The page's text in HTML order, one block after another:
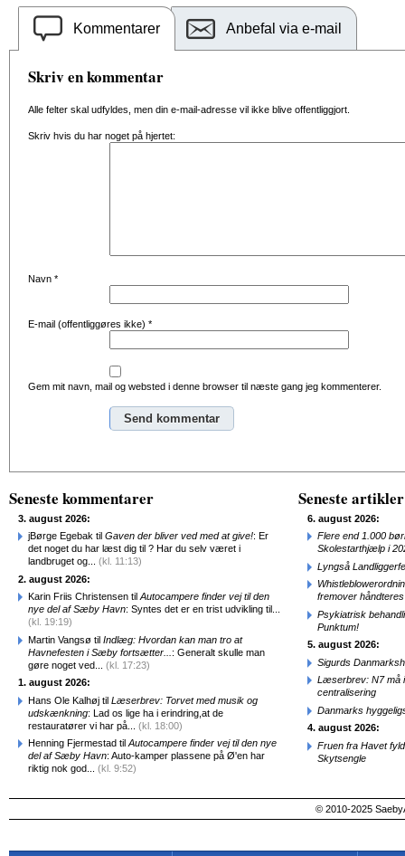
Kommentarer Anbefal via e-mail
Skriv en kommentar
Alle felter skal udfyldes, men din e-mail-adresse vil ikke blive offentliggjort.
Skriv hvis du har noget på hjertet:
Navn *
E-mail (offentliggøres ikke) *
Gem mit navn, mail og websted i denne browser til næste gang jeg kommenterer.
Seneste kommentarer
3. august 2026:
jBørge Egebak til Gaven der bliver ved med at give!: Er
det noget du har læst dig til ? Har du selv været i
landbruget og... (kl. 11:13)
2. august 2026:
Karin Friis Christensen til Autocampere finder vej til den
nye del af Sæby Havn: Syntes det er en trist udvikling til...
(kl. 19:19)
Martin Vangsø til Indlæg: Hvordan kan man tro at
Havnefesten i Sæby fortsætter... : Generalt skulle man
gøre noget ved... (kl. 17:23)
1. august 2026:
Hans Ole Kalhøj til Læserbrev: Torvet med musik og
udskænkning: Lad os lige ha i erindring,at de
restauratører vi har på... (kl. 18:00)
Henning Fjermestad til Autocampere finder vej til den nye
del af Sæby Havn: Auto-kamper plassene på Ø'en har
riktig nok god... (kl. 9:52)
Seneste artikler
6. august 2026:
Flere end 1.000
Skolestarthjælp i
Lyngså
fremover
Psykiatrisk
Punktum!
5. august 2026:
Sigurds
Læserbrev: N7 må
centralisering
Danmarks
4. august 2026:
Fruen fra Havet
Skytsengle
© 2010-2025